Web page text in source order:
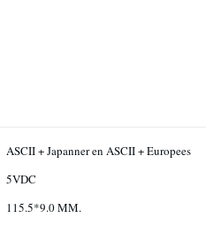
ASCII + Japanner en ASCII + Europees
5VDC
115.5*9.0 MM.